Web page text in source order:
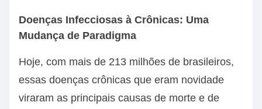
Doenças Infecciosas à Crônicas: Uma
Mudança de Paradigma
Hoje, com mais de 213 milhões de brasileiros,
essas doenças crônicas que eram novidade
viraram as principais causas de morte e de